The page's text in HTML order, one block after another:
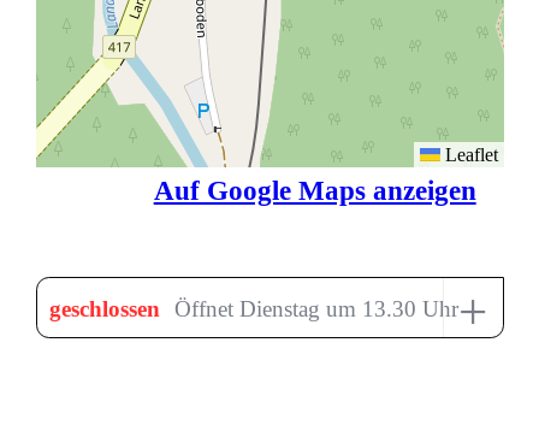
Leaflet
Auf Google Maps anzeigen
geschlossen Öffnet Dienstag um 13.30 Uhr+